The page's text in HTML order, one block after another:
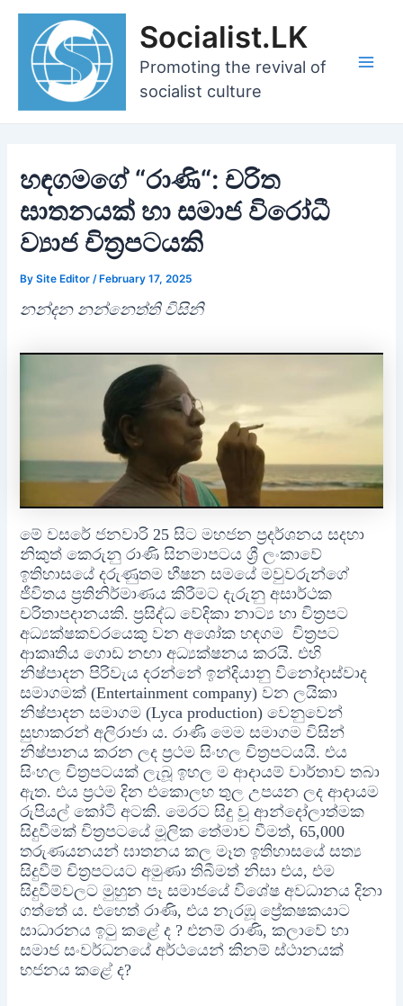
Skip
content
Socialist.LK
Promoting the revival of
socialist culture
හඳගමගේ “රාණි“: චරිත
ඝාතනයක් හා සමාජ විරෝධී
ව්‍යාජ චිත්‍රපටයකි
BySite Editor/ February 17, 2025
නන්දන නන්නෙත්ති විසිනි
මේ වසරේ ජනවාරි 25 සිට මහජන ප්‍රදර්ශනය සදහා
නිකුත් කෙරුනු රාණි සිනමාපටය ශ්‍රී ලංකාවේ
ඉතිහාසයේ දරුණුතම භීෂන සමයේ මවුවරුන්ගේ
ජීවිතය ප්‍රතිනිර්මාණය කිරීමට දැරුනු අසාර්ථක
චරිතාපදානයකි. ප්‍රසිද්ධ වේදිකා නාට්‍ය හා චිත්‍රපට
අධ්‍යක්ෂකවරයෙකු වන අශෝක හඳගම චිත්‍රපට
ආකෘතිය ගොඩ නඟා අධ්‍යක්ෂනය කරයි. එහි
නිෂ්පාදන පිරිවැය දරන්නේ ඉන්දියානු විනෝදාස්වාද
සමාගමක් (Entertainment company) වන ලයිකා
නිෂ්පාදන සමාගම (Lyca production) වෙනුවෙන්
සුභාකරන් අලිරාජා ය. රාණි මෙම සමාගම විසින්
නිෂ්පානය කරන ලද ප්‍රථම සිංහල චිත්‍රපටයයි. එය
සිංහල චිත්‍රපටයක් ලැබූ ඉහල ම ආදායම් වාර්තාව තබා
ඇත. එය ප්‍රථම දින එකොලහ තුල උපයන ලද ආදායම
රුපියල් කෝටි අටකි. මෙරට සිදු වූ ආන්දෝලාත්මක
සිදුවීමක් චිත්‍රපටයේ මූලික තේමාව වීමත්, 65,000
තරුණයනයන් ඝාතනය කල මෑත ඉතිහාසයේ සත්‍ය
සිදුවීම් චිත්‍රපටයට අමුණා තිබීමත් නිසා එය, එම
සිදුවීම්වලට මුහුන පෑ සමාජයේ විශේෂ අවධානය දිනා
ගත්තේ ය. එහෙත් රාණි, එය නැරඹූ ප්‍රේකෂකයාට
සාධාරනය ඉටු කළේ ද ? එනම් රාණි, කලාවේ හා
සමාජ සංවර්ධනයේ අර්ථයෙන් කිනම් ස්ථානයක්
භජනය කළේ ද?